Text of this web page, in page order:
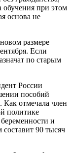
при этом
основа не
размере
Если
по старым
России
пособий
Как отмечала член
политике
и
90 тысяч